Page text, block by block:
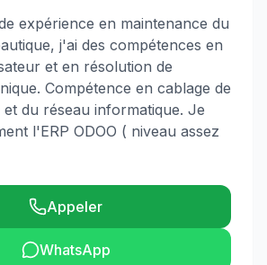
expérience en maintenance du
j'ai des compétences en
et en résolution de
Compétence en cablage de
et du réseau informatique. Je
l'ERP ODOO ( niveau assez
Appeler
WhatsApp